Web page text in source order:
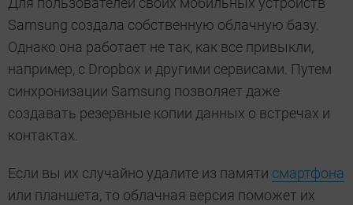
Samsung создала собственную облачную базу.
Однако она работает не так, как все привыкли,
например, с Dropbox и другими сервисами. Путем
синхронизации Samsung позволяет даже
создавать резервные копии данных о встречах и
контактах.
Если вы их случайно удалите из памяти смартфона
или планшета, то облачная версия поможет их